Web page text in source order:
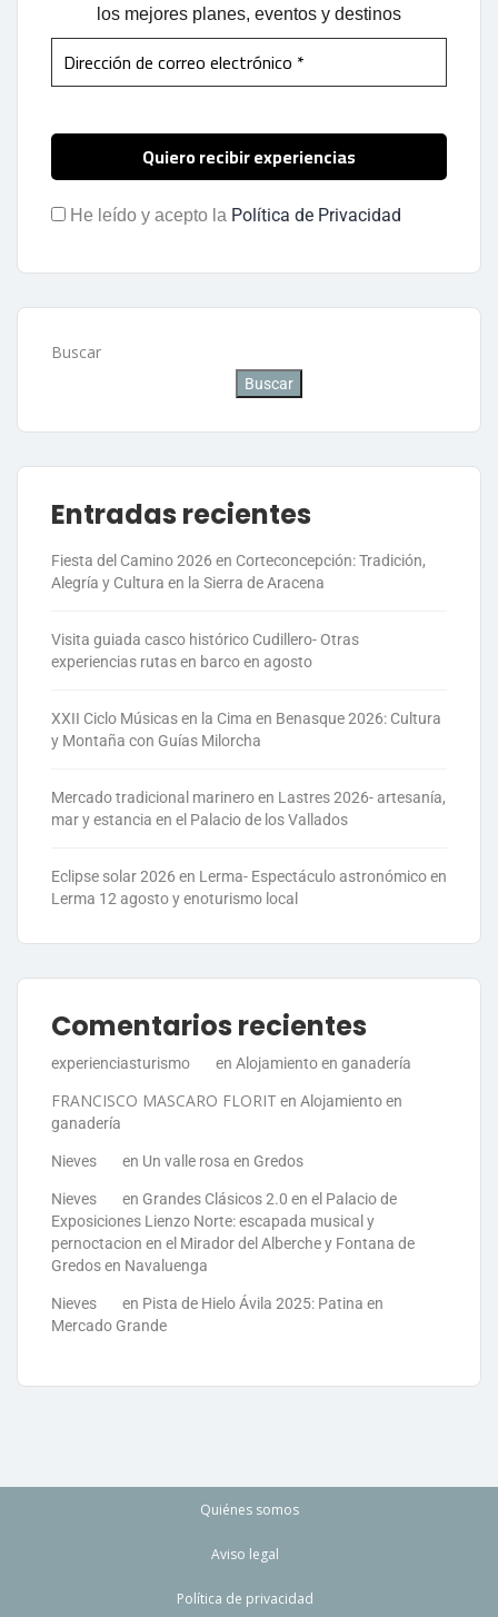
los mejores planes, eventos y destinos
He leído y acepto la Política de Privacidad
Buscar
Buscar
Entradas recientes
Fiesta del Camino 2026 en Corteconcepción: Tradición,
Alegría y Cultura en la Sierra de Aracena
Visita guiada casco histórico Cudillero- Otras
experiencias rutas en barco en agosto
XXII Ciclo Músicas en la Cima en Benasque 2026: Cultura
y Montaña con Guías Milorcha
Mercado tradicional marinero en Lastres 2026- artesanía,
mar y estancia en el Palacio de los Vallados
Eclipse solar 2026 en Lerma- Espectáculo astronómico en
Lerma 12 agosto y enoturismo local
Comentarios recientes
experienciasturismo en Alojamiento en ganadería
FRANCISCO MASCARO FLORIT en Alojamiento en
ganadería
Nieves en Un valle rosa en Gredos
Nieves en Grandes Clásicos 2.0 en el Palacio de
Exposiciones Lienzo Norte: escapada musical y
pernoctacion en el Mirador del Alberche y Fontana de
Gredos en Navaluenga
Nieves en Pista de Hielo Ávila 2025: Patina en
Mercado Grande
Quiénes somos
Aviso legal
Política de privacidad